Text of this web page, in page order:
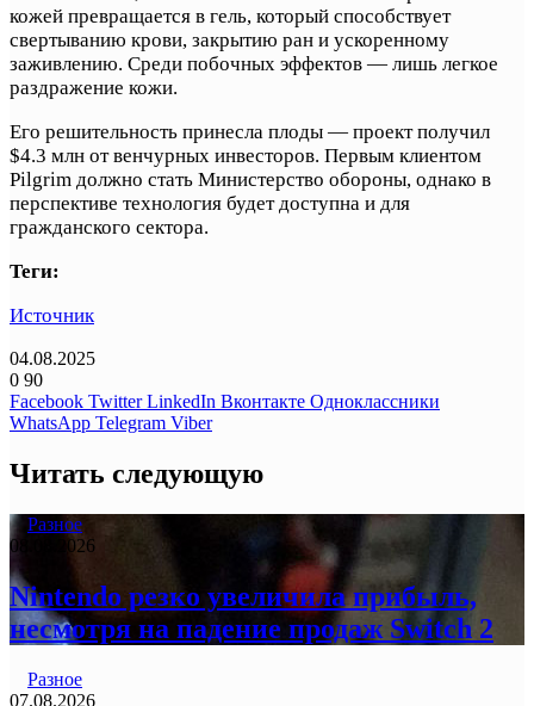
кожей превращается в гель, который способствует
свертыванию крови, закрытию ран и ускоренному
заживлению. Среди побочных эффектов — лишь легкое
раздражение кожи.
Его решительность принесла плоды — проект получил
$4.3 млн от венчурных инвесторов. Первым клиентом
Pilgrim должно стать Министерство обороны, однако в
перспективе технология будет доступна и для
гражданского сектора.
Теги:
Источник
04.08.2025
0 90
Facebook Twitter LinkedIn Вконтакте Одноклассники
WhatsApp Telegram Viber
Читать следующую
Разное
08.08.2026
Nintendo резко увеличила прибыль,
несмотря на падение продаж Switch 2
Разное
07.08.2026